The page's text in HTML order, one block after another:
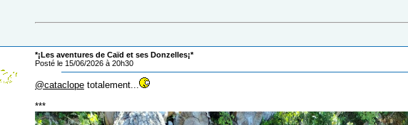
*¡Les aventures de Caïd et ses Donzelles¡*
Posté le 15/06/2026 à 20h30
@cataclope totalement...
***